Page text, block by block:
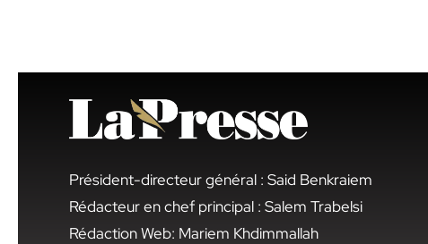
Président-directeur général : Said Benkraiem
Rédacteur en chef principal : Salem Trabelsi
Rédaction Web: Mariem Khdimmallah